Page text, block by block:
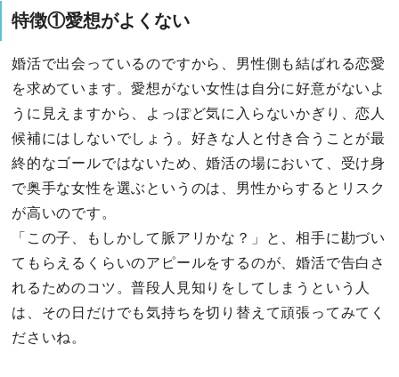
特徴①愛想がよくない
婚活で出会っているのですから、男性側も結ばれる恋愛
を求めています。愛想がない女性は自分に好意がないよ
うに見えますから、よっぽど気に入らないかぎり、恋人
候補にはしないでしょう。好きな人と付き合うことが最
終的なゴールではないため、婚活の場において、受け身
で奥手な女性を選ぶというのは、男性からするとリスク
が高いのです。
「この子、もしかして脈アリかな？」と、相手に勘づい
てもらえるくらいのアピールをするのが、婚活で告白さ
れるためのコツ。普段人見知りをしてしまうという人
は、その日だけでも気持ちを切り替えて頑張ってみてく
ださいね。